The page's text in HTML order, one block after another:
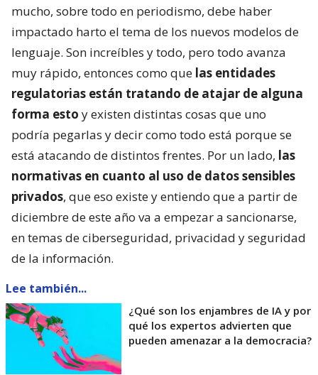
mucho, sobre todo en periodismo, debe haber
impactado harto el tema de los nuevos modelos de
lenguaje. Son increíbles y todo, pero todo avanza
muy rápido, entonces como que las entidades
regulatorias están tratando de atajar de alguna
forma esto y existen distintas cosas que uno
podría pegarlas y decir como todo está porque se
está atacando de distintos frentes. Por un lado, las
normativas en cuanto al uso de datos sensibles
privados, que eso existe y entiendo que a partir de
diciembre de este año va a empezar a sancionarse,
en temas de ciberseguridad, privacidad y seguridad
de la información.
Lee también...
¿Qué son los enjambres de IA y por
qué los expertos advierten que
pueden amenazar a la democracia?